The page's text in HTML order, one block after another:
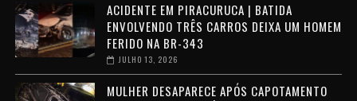
ACIDENTE EM PIRACURUCA | BATIDA
ENVOLVENDO TRÊS CARROS DEIXA UM HOMEM
FERIDO NA BR-343
JULHO 13, 2026
MULHER DESAPARECE APÓS CAPOTAMENTO